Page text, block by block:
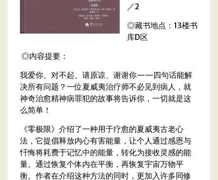
／2
◎藏书地点：13楼书
库D区
◎内容提要：
我爱你、对不起、请原谅、谢谢你——四句话能解
决所有问题？一位夏威夷治疗师不必见到病人，就
神奇治愈精神病罪犯的故事将告诉你，一切就是这
么简单！
《零极限》介绍了一种用于疗愈的夏威夷古老心
法，它提倡释放内心有害能量，让个人通过感恩与
忏悔将耗费于记忆中的能量，转化为接收灵感的能
量。通过恢复个体内在平衡，再恢复宇宙万物平
衡。作者在介绍这种方法的同时，更加入许多同修